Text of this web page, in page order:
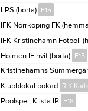
LPS (borta) F15
IFK Norrköping FK
IFK Kristinehamn Fotboll
Holmen IF hvit (borta) F15
Kristinehamns
Klubblokal bokad RIK
Poolspel, Kilsta IP F18